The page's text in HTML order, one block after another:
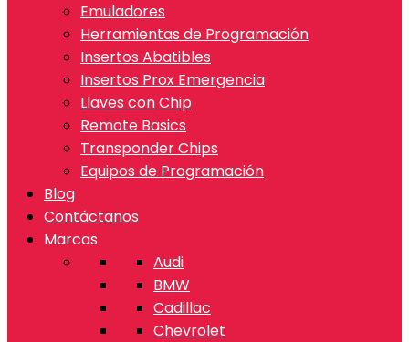
Emuladores
Herramientas de Programación
Insertos Abatibles
Insertos Prox Emergencia
Llaves con Chip
Remote Basics
Transponder Chips
Equipos de Programación
Blog
Contáctanos
Marcas
Audi
BMW
Cadillac
Chevrolet